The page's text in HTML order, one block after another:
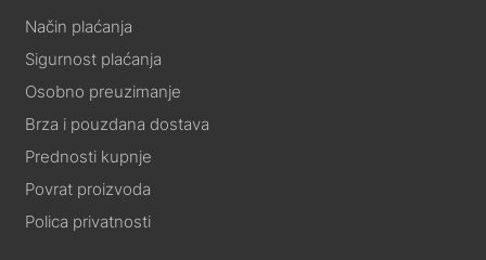
Način plaćanja
Sigurnost plaćanja
Osobno preuzimanje
Brza i pouzdana dostava
Prednosti kupnje
Povrat proizvoda
Polica privatnosti